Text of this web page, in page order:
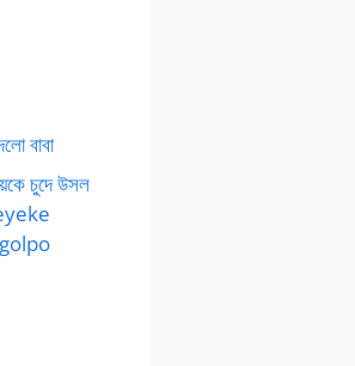
বাবা
চুদে উসল